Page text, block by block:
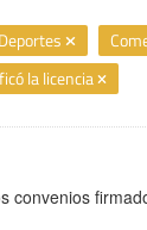
Deportes
la licencia
convenios